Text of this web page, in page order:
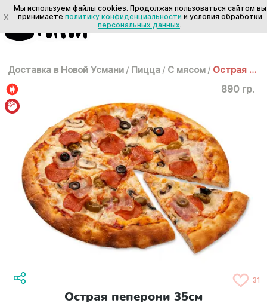
Доставка в Новой Усмани / Пицца / С мясом / Острая пеперони 35см
890 гр.
31
Острая пеперони 35см
X
Мы используем файлы cookies. Продолжая пользоваться сайтом вы
принимаете политику конфиденциальности и условия обработки
персональных данных.